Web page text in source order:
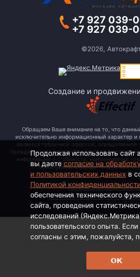
+7 927 039-
+7 927 039-
©2026,
Создание и
Обращаем Ваше внимание на то, что
исключительно информационный характер и
является публичной офертой,
Гражданского кодекса Российской
информации о стоимости, наименовании
пожалуйста, обращайтесь по
Политика
Согласие на обработку
Продолжая использовать сайт
вы даете согласие на
и пользовательских данных в
Политикой
обеспечения технического
сайта, проведения
исследований
пользовательского опыта.
согласны с этим, пожалуйста,
ОК